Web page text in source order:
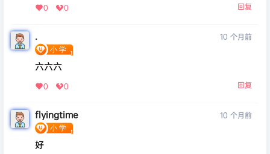
0 0 回复
. 10 个月前
六六六
0 0 回复
flyingtime 10 个月前
好